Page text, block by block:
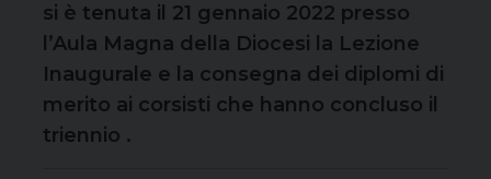
si è tenuta il 21 gennaio 2022 presso
l’Aula Magna della Diocesi la Lezione
Inaugurale e la consegna dei diplomi di
merito ai corsisti che hanno concluso il
triennio .